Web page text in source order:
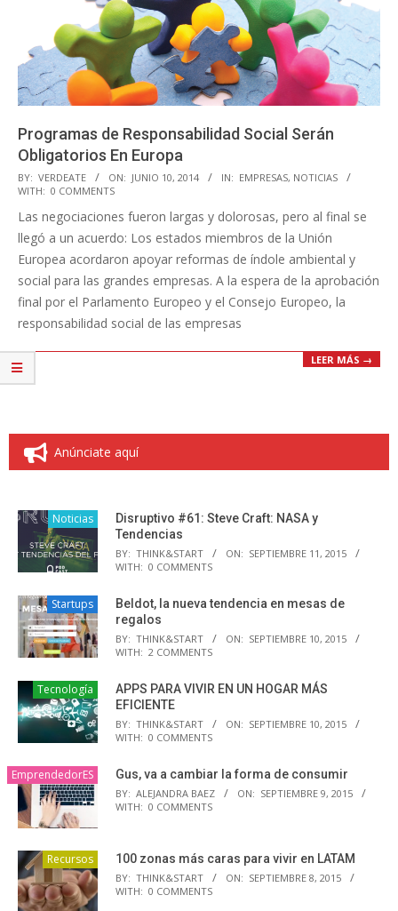
Programas de Responsabilidad Social Serán
Obligatorios En Europa
2014-
06-
10
BY: VERDEATE ON: JUNIO 10, 2014 IN: EMPRESAS, NOTICIAS
WITH: 0 COMMENTS
Las negociaciones fueron largas y dolorosas, pero al final se
llegó a un acuerdo: Los estados miembros de la Unión
Europea acordaron apoyar reformas de índole ambiental y
social para las grandes empresas. A la espera de la aprobación
final por el Parlamento Europeo y el Consejo Europeo, la
responsabilidad social de las empresas
LEER MÁS →
Anúnciate aquí
Noticias
Disruptivo #61: Steve Craft: NASA y
Tendencias
BY: THINK&START ON: SEPTIEMBRE 11, 2015
WITH: 0 COMMENTS
Startups
Beldot, la nueva tendencia en mesas de
regalos
BY: THINK&START ON: SEPTIEMBRE 10, 2015
WITH: 2 COMMENTS
Tecnología
APPS PARA VIVIR EN UN HOGAR MÁS
EFICIENTE
BY: THINK&START ON: SEPTIEMBRE 10, 2015
WITH: 0 COMMENTS
EmprendedorES Gus, va a cambiar la forma de consumir
BY: ALEJANDRA BAEZ ON: SEPTIEMBRE 9, 2015
WITH: 0 COMMENTS
Recursos 100 zonas más caras para vivir en LATAM
BY: THINK&START ON: SEPTIEMBRE 8, 2015
WITH: 0 COMMENTS